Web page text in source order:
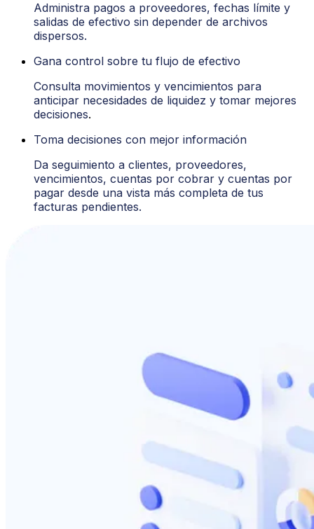
Administra pagos a proveedores, fechas límite y
salidas de efectivo sin depender de archivos
dispersos.
Gana control sobre tu flujo de efectivo
Consulta movimientos y vencimientos para
anticipar necesidades de liquidez y tomar mejores
decisiones.
Toma decisiones con mejor información
Da seguimiento a clientes, proveedores,
vencimientos, cuentas por cobrar y cuentas por
pagar desde una vista más completa de tus
facturas pendientes.